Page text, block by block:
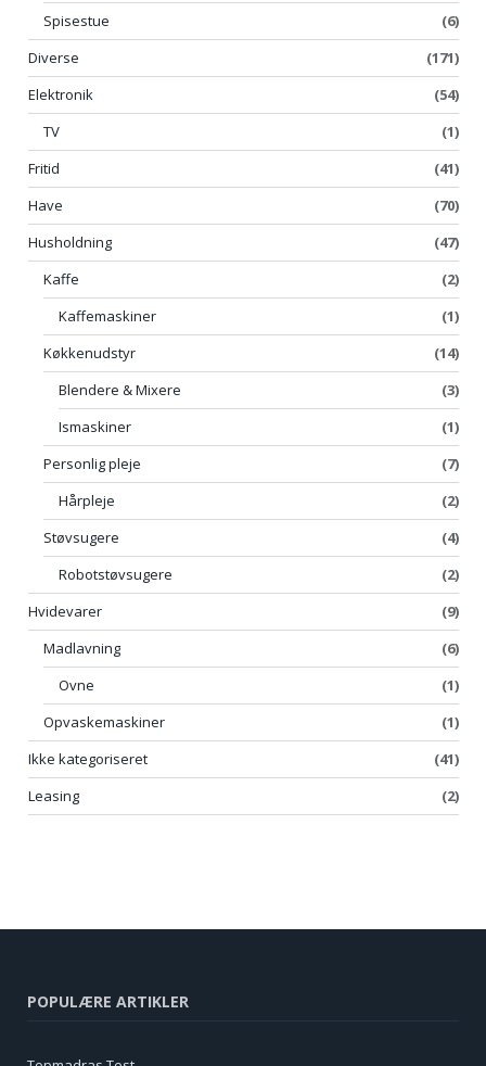
Spisestue
(6)
Diverse
(171)
Elektronik
(54)
TV
(1)
Fritid
(41)
Have
(70)
Husholdning
(47)
Kaffe
(2)
Kaffemaskiner
(1)
Køkkenudstyr
(14)
Blendere & Mixere
(3)
Ismaskiner
(1)
Personlig pleje
(7)
Hårpleje
(2)
Støvsugere
(4)
Robotstøvsugere
(2)
Hvidevarer
(9)
Madlavning
(6)
Ovne
(1)
Opvaskemaskiner
(1)
Ikke kategoriseret
(41)
Leasing
(2)
POPULÆRE ARTIKLER